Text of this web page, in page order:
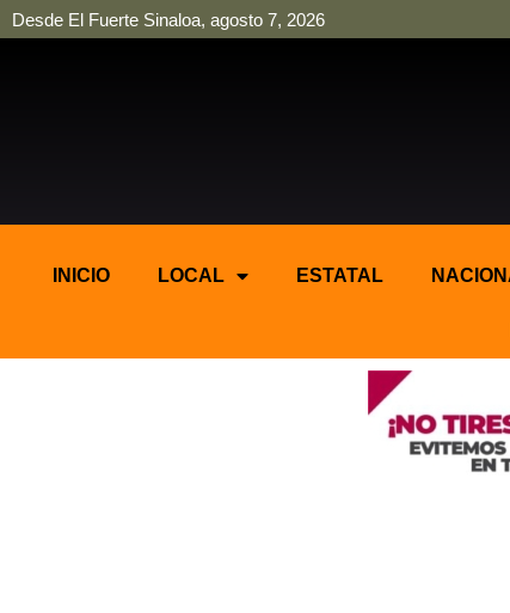
Desde El Fuerte Sinaloa, agosto 7, 2026
INICIO LOCAL ESTATAL